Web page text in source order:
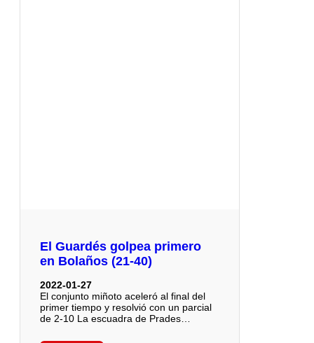
El Guardés golpea primero
en Bolaños (21-40)
2022-01-27
El conjunto miñoto aceleró al final del
primer tiempo y resolvió con un parcial
de 2-10 La escuadra de Prades…